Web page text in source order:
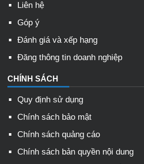
Liên hệ
Góp ý
Đánh giá và xếp hạng
Đăng thông tin doanh nghiệp
CHÍNH SÁCH
Quy định sử dụng
Chính sách bảo mật
Chính sách quảng cáo
Chính sách bản quyền nội dung